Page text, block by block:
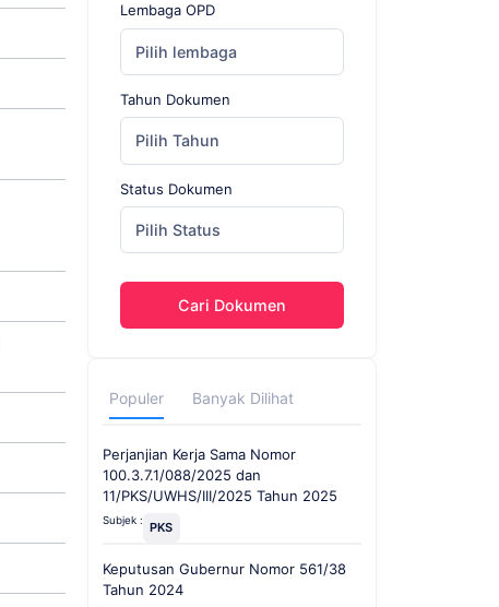
Lembaga OPD
Pilih lembaga
Tahun Dokumen
Pilih Tahun
Status Dokumen
Pilih Status
Cari Dokumen
Populer Banyak Dilihat
Perjanjian Kerja Sama Nomor
100.3.7.1/088/2025 dan
11/PKS/UWHS/III/2025 Tahun 2025
Subjek : PKS
Keputusan Gubernur Nomor 561/38
Tahun 2024